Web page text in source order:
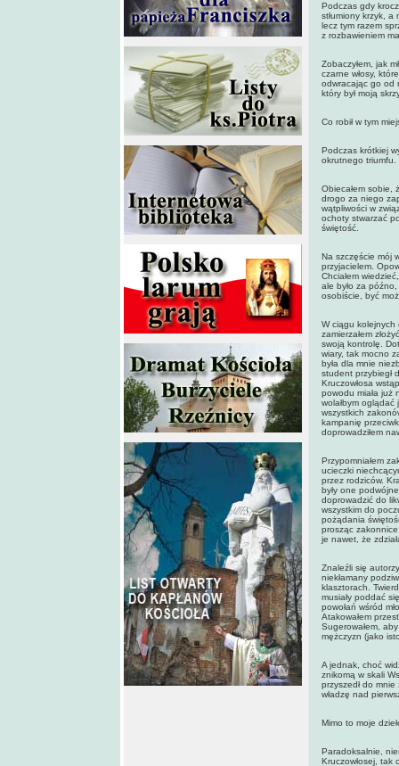
Podczas gdy
stłumiony krzyk, a
lecz tym razem
z rozbawieniem
Zobaczyłem, jak
czarne włosy,
odwracając go od
który był moją
Co robił w tym
Podczas krótkiej
okrutnego triumfu.
Obiecałem sobie,
drogo za niego
wątpliwości w
ochoty stwarzać
świętość.
Na szczęście mój
przyjacielem.
Chciałem
ale było za
osobiście, być
W ciągu kolejnych
zamierzałem
swoją kontrolę.
wiary, tak mocno
była dla mnie
student przybiegł
Kruczowłosa
powodu miała już
wolałbym
wszystkich
kampanię
doprowadziłem
Przypomniałem
ucieczki
przez rodziców.
były one
doprowadzić do
wszystkim do
pożądania
prosząc
je nawet, że
Znaleźli się
niekłamany
klasztorach.
musiały poddać
powołań wśród
Atakowałem
Sugerowałem,
mężczyzn (jako
A jednak, choć
znikomą w skali
przyszedł do
władzę nad
Mimo to moje
Paradoksalnie,
Kruczowłosej, tak